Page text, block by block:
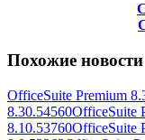
Похожие новости
OfficeSuite Premium
8.30.54560OfficeSuite
8.10.53760OfficeSuite